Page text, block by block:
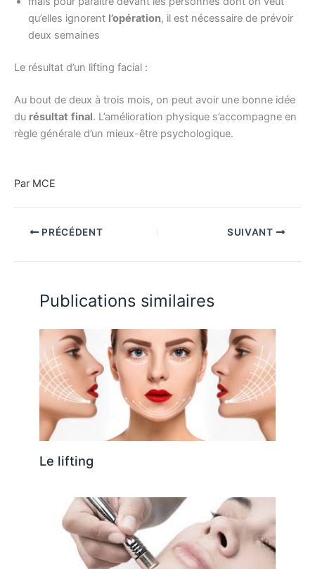
qu’elles ignorent l’opération, il est nécessaire de prévoir
deux semaines
Le résultat d’un lifting facial :
Au bout de deux à trois mois, on peut avoir une bonne idée
du résultat final. L’amélioration physique s’accompagne en
règle générale d’un mieux-être psychologique.
Par MCE
PRÉCÉDENT SUIVANT
Publications similaires
Le lifting